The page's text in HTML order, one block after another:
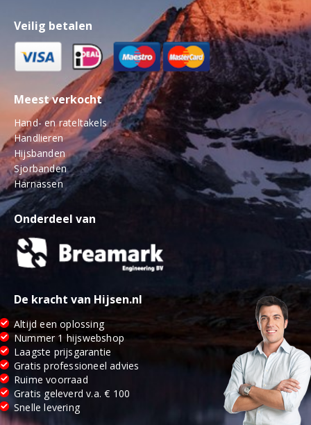
Veilig betalen
Meest verkocht
Hand- en rateltakels
Handlieren
Hijsbanden
Sjorbanden
Harnassen
Onderdeel van
De kracht van Hijsen.nl
Altijd een oplossing
Nummer 1 hijswebshop
Laagste prijsgarantie
Gratis professioneel advies
Ruime voorraad
Gratis geleverd v.a. € 100
Snelle levering